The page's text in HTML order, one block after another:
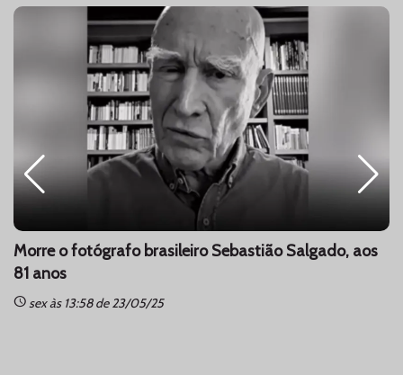
Morre o fotógrafo brasileiro Sebastião Salgado, aos
81 anos
schedulesex às 13:58 de 23/05/25